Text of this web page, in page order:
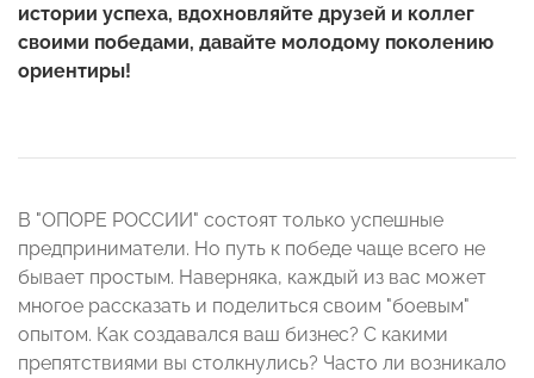
истории успеха, вдохновляйте друзей и коллег
своими победами, давайте молодому поколению
ориентиры!
В "ОПОРЕ РОССИИ" состоят только успешные
предприниматели. Но путь к победе чаще всего не
бывает простым. Наверняка, каждый из вас может
многое рассказать и поделиться своим "боевым"
опытом. Как создавался ваш бизнес? С какими
препятствиями вы столкнулись? Часто ли возникало